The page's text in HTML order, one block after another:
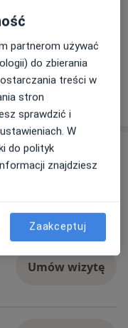
Umów wizytę
partnerom używać
do zbierania
treści w
stron
sprawdzić i
W
do polityk
znajdziesz
Zaakceptuj